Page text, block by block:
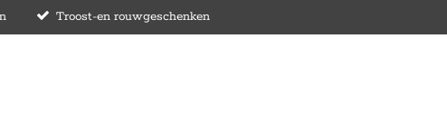
Troost-en rouwgeschenken